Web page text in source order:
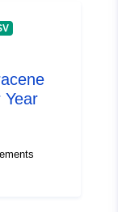
Year